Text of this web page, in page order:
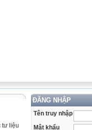
ĐĂNG NHẬP
Tên truy nhập
Mật khẩu
tư liệu